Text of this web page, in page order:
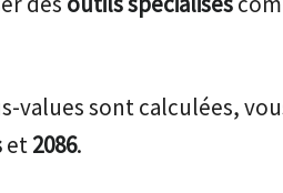
values sont calculées,
et2086.